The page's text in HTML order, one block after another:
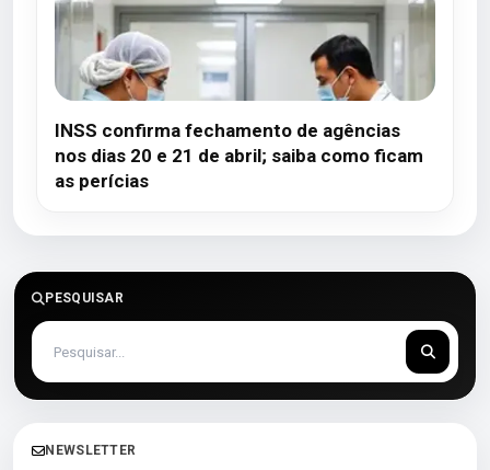
INSS confirma fechamento de agências
nos dias 20 e 21 de abril; saiba como ficam
as perícias
PESQUISAR
NEWSLETTER